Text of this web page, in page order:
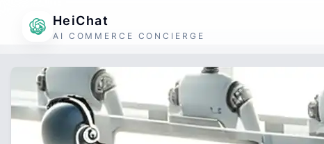
HeiChat
AI COMMERCE CONCIERGE